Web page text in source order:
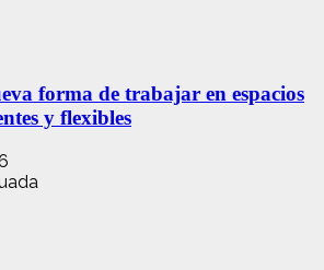
forma de trabajar en espacios
y flexibles